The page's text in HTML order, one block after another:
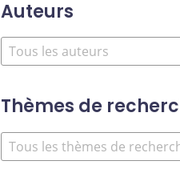
Auteurs
Thèmes de